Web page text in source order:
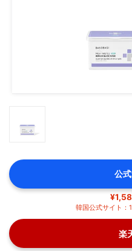
公
韓国公式サイト
楽